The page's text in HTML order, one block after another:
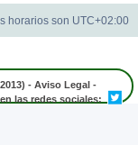
horarios son UTC+02:00
- Aviso Legal -
las redes sociales: